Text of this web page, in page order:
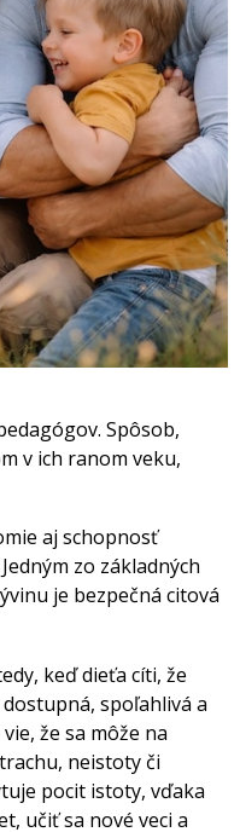
Spôsob,
v ich ranom veku,
aj schopnosť
zo základných
je bezpečná citová
keď dieťa cíti, že
spoľahlivá a
že sa môže na
neistoty či
pocit istoty, vďaka
učiť sa nové veci a